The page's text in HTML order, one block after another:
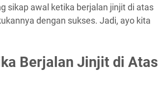
sikap awal ketika berjalan jinjit di atas
dengan sukses. Jadi, ayo kita
Berjalan Jinjit di Atas